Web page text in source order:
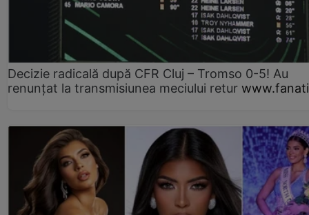
Decizie radicală după CFR Cluj – Tromso 0-5! Au
renunțat la transmisiunea meciului retur